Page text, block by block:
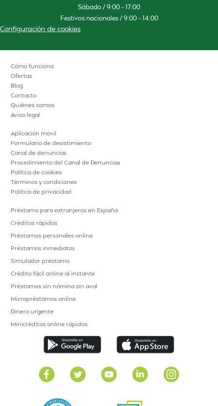
Sábado / 9:00 – 17:00
Festivos nacionales / 9:00 – 14:00
Configuración de cookies
Cómo funciona
Ofertas
Blog
Contacto
Quiénes somos
Aviso legal
Aplicación movil
Formulario de desistimiento
Canal de denuncias
Procedimiento del Canal de Denuncias
Política de cookies
Términos y condiciones
Política de privacidad
Préstamo para extranjeros en España
Créditos rápidos
Préstamos personales online
Préstamos inmediatos
Simulador préstamo
Crédito fácil online al instante
Préstamos sin nómina sin aval
Micropréstamos online
Dinero urgente
Minicréditos online rápidos